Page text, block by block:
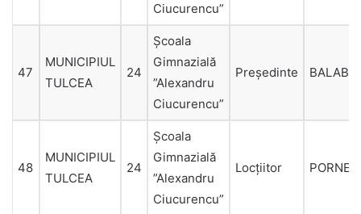
Ciucurencu”
47
MUNICIPIUL
TULCEA
24
Şcoala
Gimnazială
”Alexandru
Ciucurencu”
Președinte
48
MUNICIPIUL
TULCEA
24
Şcoala
Gimnazială
”Alexandru
Ciucurencu”
Locțiitor